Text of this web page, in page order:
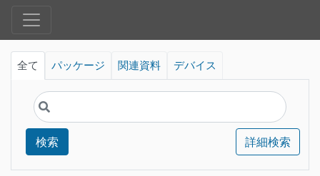
全て パッケージ 関連資料 デバイス
検索 詳細検索